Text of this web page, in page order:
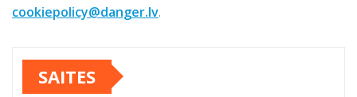
cookiepolicy@danger.lv.
SAITES